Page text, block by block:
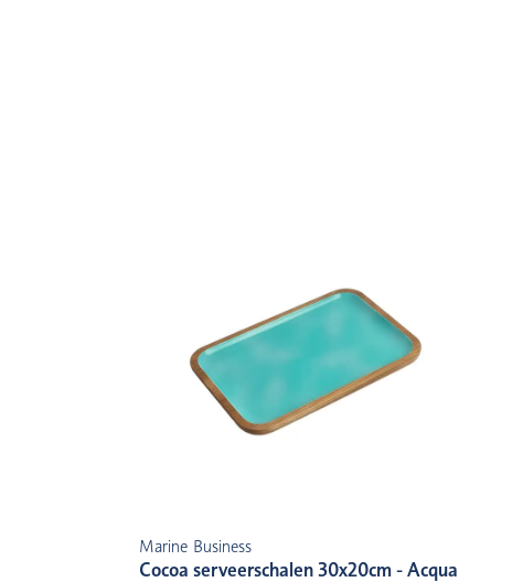
Marine Business
Cocoa serveerschalen 30x20cm - Acqua